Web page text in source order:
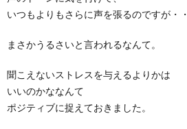
いつもよりもさらに声を張るのですが・・
まさかうるさいと言われるなんて。
聞こえないストレスを与えるよりかは
いいのかななんて
ポジティブに捉えておきました。